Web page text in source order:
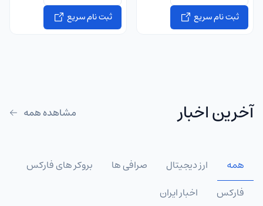
ثبت نام سریع
ثبت نام سریع
آخرین اخبار مشاهده همه
همه ارز دیجیتال صرافی ها
بروکر های فارکس
فارکس
اخبار ایران